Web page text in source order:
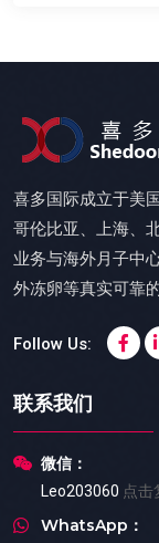
喜多国际成立于美
哥伦比亚、上海、
业务与海外月子中
外冻卵等真实可靠
Follow Us:
联系我们
微信：
Leo203060 点击
WhatsApp：